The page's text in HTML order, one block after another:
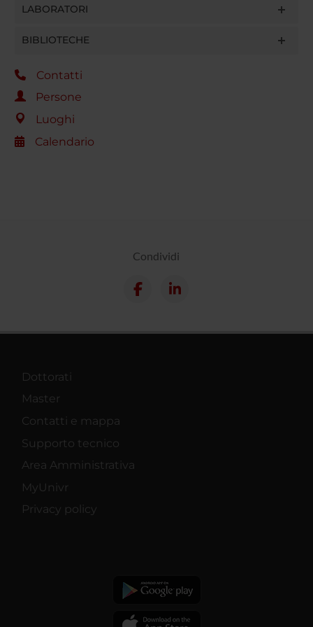
LABORATORI
BIBLIOTECHE
Contatti
Persone
Luoghi
Calendario
Condividi
Dottorati
Master
Contatti e mappa
Supporto tecnico
Area Amministrativa
MyUnivr
Privacy policy